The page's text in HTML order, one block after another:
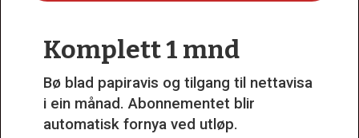
Komplett 1 mnd
Bø blad papiravis og tilgang til nettavisa
i ein månad. Abonnementet blir
automatisk fornya ved utløp.